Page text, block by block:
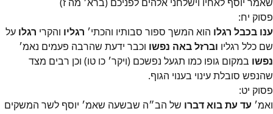
פסוק יח:
ענו בכבל רגלו הוא המשך ספור סבותיו והכתי׳ רגליו והקרי רגלו על
שם כלל רגליו וברזל באה נפשו וכבר ידעת שהרבה פעמים נאמ׳
נפשו במקום גופו כמו תגעל נפשכם (ויקר׳ כו טו) וכן רבים מצד
שהנפש סובלת עינוי בענוי הגוף.
פסוק יט:
ואמ׳ עד עת בוא דברו של הב״ה שבשעה שאמ׳ יוסף לשר המשקים